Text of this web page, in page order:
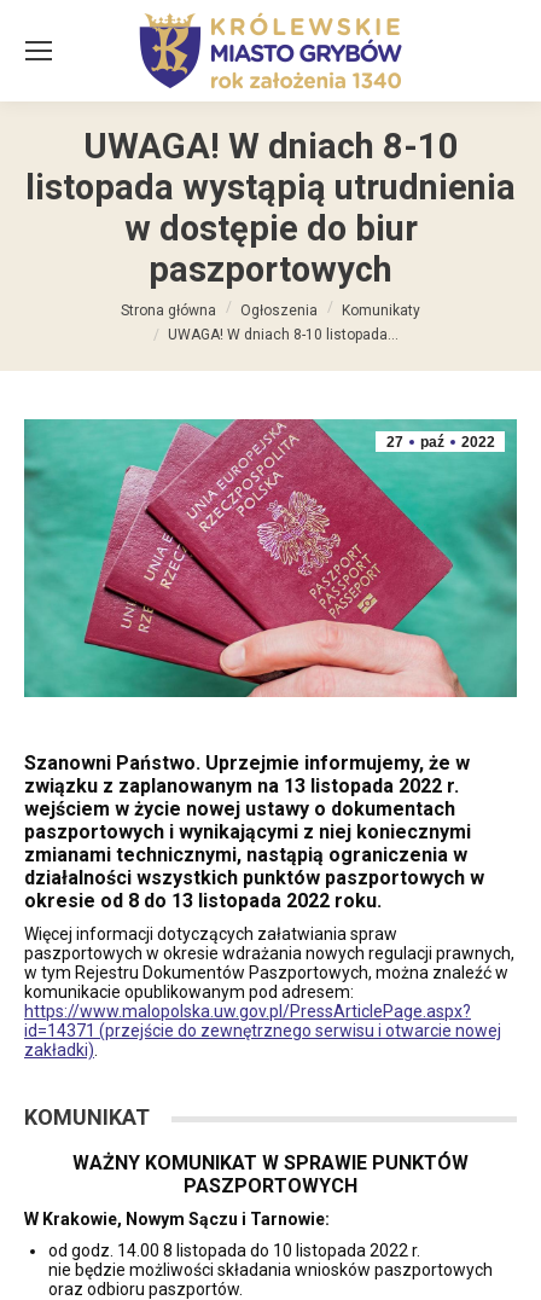
UWAGA! W dniach 8-10
listopada wystąpią utrudnienia
w dostępie do biur
paszportowych
Strona główna Ogłoszenia
Komunikaty
UWAGA! W dniach 8-10 listopada…
paź
27 2022
Szanowni Państwo. Uprzejmie informujemy, że w
związku z zaplanowanym na 13 listopada 2022 r.
wejściem w życie nowej ustawy o dokumentach
paszportowych i wynikającymi z niej koniecznymi
zmianami technicznymi, nastąpią ograniczenia w
działalności wszystkich punktów paszportowych w
okresie od 8 do 13 listopada 2022 roku.
Więcej informacji dotyczących załatwiania spraw
paszportowych w okresie wdrażania nowych regulacji prawnych,
w tym Rejestru Dokumentów Paszportowych, można znaleźć w
komunikacie opublikowanym pod adresem:
https://www.malopolska.uw.gov.pl/PressArticlePage.aspx?
id=14371 (przejście do zewnętrznego serwisu i otwarcie nowej
zakładki)
KOMUNIKAT
WAŻNY KOMUNIKAT W SPRAWIE PUNKTÓW
PASZPORTOWYCH
W Krakowie, Nowym Sączu i Tarnowie:
od godz. 14.00 8 listopada do 10 listopada 2022 r.
nie będzie możliwości składania wniosków paszportowych
oraz odbioru paszportów.